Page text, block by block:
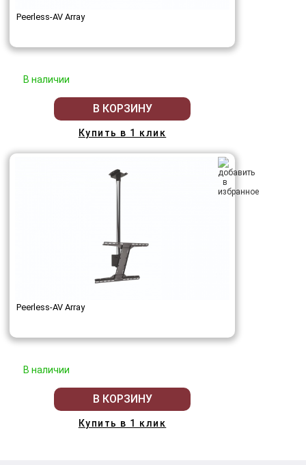
Peerless-AV Array
В наличии
В КОРЗИНУ
Купить в 1 клик
Peerless-AV Array
В наличии
В КОРЗИНУ
Купить в 1 клик